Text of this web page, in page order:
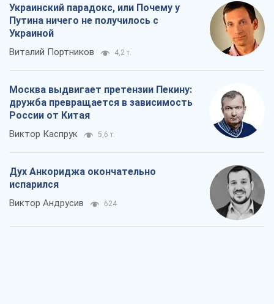
Украинский парадокс, или Почему у
Путина ничего не получилось с
Украиной
Виталий Портников 4,2 т.
Москва выдвигает претензии Пекину:
дружба превращается в зависимость
России от Китая
Виктор Каспрук 5,6 т.
Дух Анкориджа окончательно
испарился
Виктор Андрусив 624